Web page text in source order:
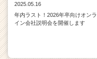
2025.05.16
年内ラスト！2026年卒向けオンラ
イン会社説明会を開催します